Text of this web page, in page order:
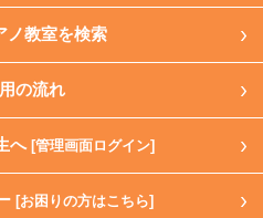
ノ教室を検索
の流れ
へ [管理画面ログイン]
[お困りの方はこちら]